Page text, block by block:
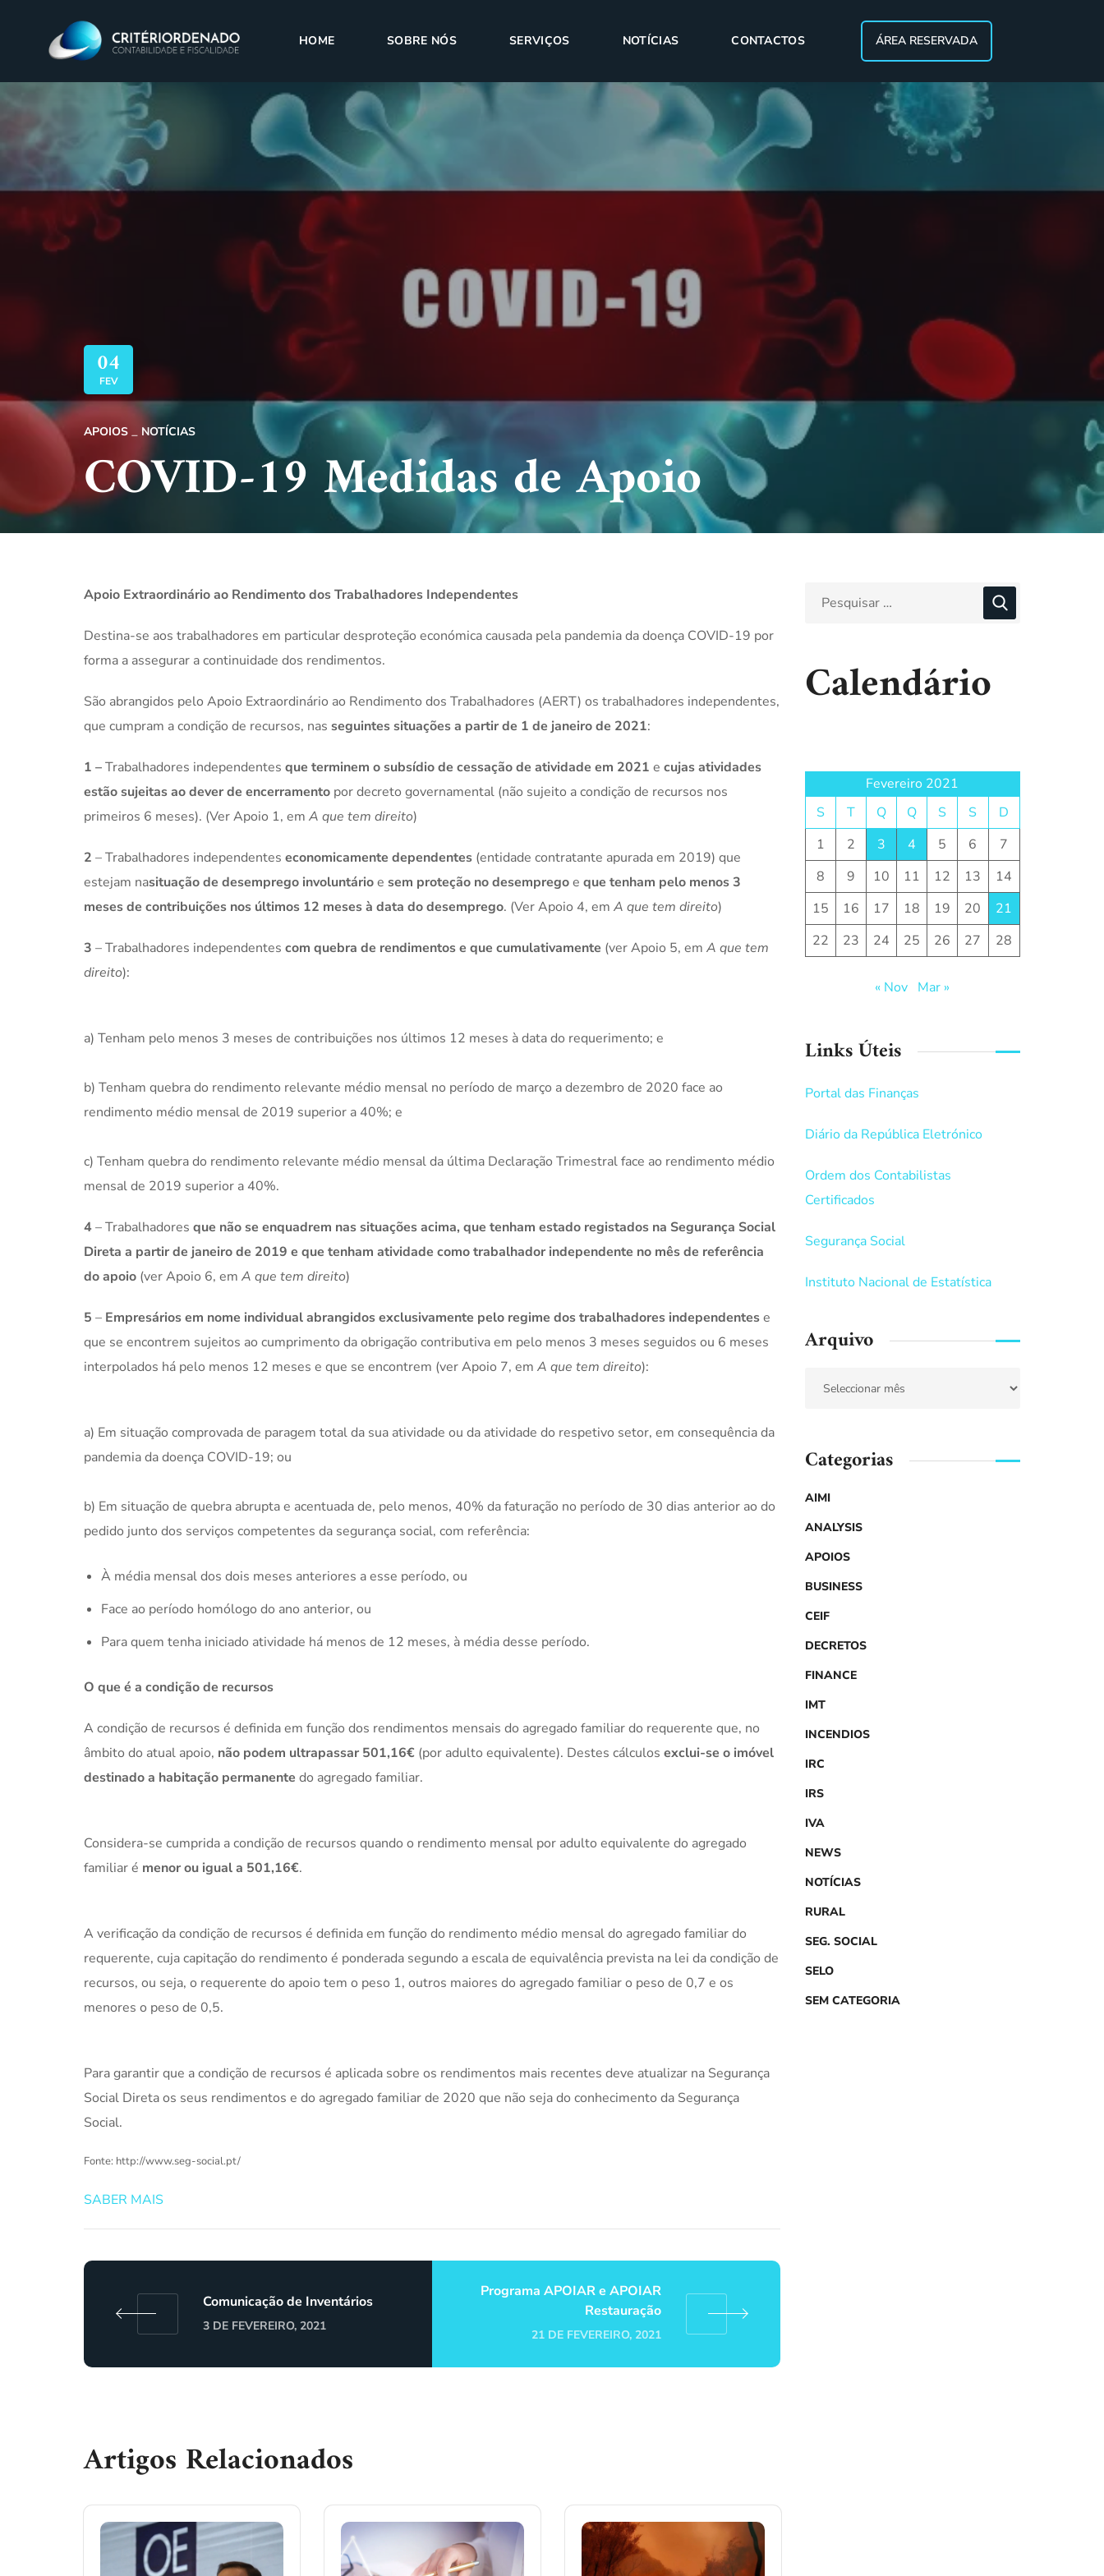
HOME SOBRE NÓS SERVIÇOS NOTÍCIAS CONTACTOS ÁREA RESERVADA
04
FEV
APOIOS NOTÍCIAS
COVID-19 Medidas de Apoio
Apoio Extraordinário ao Rendimento dos Trabalhadores Independentes
Destina-se aos trabalhadores em particular desproteção económica causada pela pandemia da doença COVID-19 por
forma a assegurar a continuidade dos rendimentos.
São abrangidos pelo Apoio Extraordinário ao Rendimento dos Trabalhadores (AERT) os trabalhadores independentes,
que cumpram a condição de recursos, nas seguintes situações a partir de 1 de janeiro de 2021:
1 –Trabalhadores independentes que terminem o subsídio de cessação de atividade em 2021 e cujas atividades
estão sujeitas ao dever de encerramento por decreto governamental (não sujeito a condição de recursos nos
primeiros 6 meses). (Ver Apoio 1, em A que tem direito)
2 – Trabalhadores independentes economicamente dependentes (entidade contratante apurada em 2019) que
estejam nasituação de desemprego involuntárioe sem proteção no desempregoe que tenham pelo menos 3
meses de contribuições nos últimos 12 meses à data do desemprego. (Ver Apoio 4, em A que tem direito)
3 – Trabalhadores independentes com quebra de rendimentos e que cumulativamente (ver Apoio 5, em A que tem
direito):
a) Tenham pelo menos 3 meses de contribuições nos últimos 12 meses à data do requerimento; e
b) Tenham quebra do rendimento relevante médio mensal no período de março a dezembro de 2020 face ao
rendimento médio mensal de 2019 superior a 40%; e
c) Tenham quebra do rendimento relevante médio mensal da última Declaração Trimestral face ao rendimento médio
mensal de 2019 superior a 40%.
4– Trabalhadores que não se enquadrem nas situações acima, que tenham estado registados na Segurança Social
Direta a partir de janeiro de 2019 e que tenham atividade como trabalhador independente no mês de referência
do apoio (ver Apoio 6, em A que tem direito)
5 – Empresários em nome individual abrangidos exclusivamente pelo regime dos trabalhadores independentese
que se encontrem sujeitos ao cumprimento da obrigação contributiva em pelo menos 3 meses seguidos ou 6 meses
interpolados há pelo menos 12 meses e que se encontrem (ver Apoio 7, em A que tem direito):
a) Em situação comprovada de paragem total da sua atividade ou da atividade do respetivo setor, em consequência da
pandemia da doença COVID-19; ou
b) Em situação de quebra abrupta e acentuada de, pelo menos, 40% da faturação no período de 30 dias anterior ao do
pedido junto dos serviços competentes da segurança social, com referência:
À média mensal dos dois meses anteriores a esse período, ou
Face ao período homólogo do ano anterior, ou
Para quem tenha iniciado atividade há menos de 12 meses, à média desse período.
O que é a condição de recursos
A condição de recursos é definida em função dos rendimentos mensais do agregado familiar do requerente que, no
âmbito do atual apoio, não podem ultrapassar 501,16€ (por adulto equivalente). Destes cálculos exclui-se o imóvel
destinado a habitação permanente do agregado familiar.
Considera-se cumprida a condição de recursos quando o rendimento mensal por adulto equivalente do agregado
familiar é menor ou igual a 501,16€.
A verificação da condição de recursos é definida em função do rendimento médio mensal do agregado familiar do
requerente, cuja capitação do rendimento é ponderada segundo a escala de equivalência prevista na lei da condição de
recursos, ou seja, o requerente do apoio tem o peso 1, outros maiores do agregado familiar o peso de 0,7 e os
menores o peso de 0,5.
Para garantir que a condição de recursos é aplicada sobre os rendimentos mais recentes deve atualizar na Segurança
Social Direta os seus rendimentos e do agregado familiar de 2020 que não seja do conhecimento da Segurança
Social.
Fonte: http://www.seg-social.pt/
SABER MAIS
Comunicação de Inventários
3 DE FEVEREIRO, 2021
Programa APOIAR e APOIAR
Restauração
21 DE FEVEREIRO, 2021
Artigos Relacionados
Calendário
Fevereiro 2021
S
T Q Q S S
D
1
2 3 4 5 6
7
8
9 10 11 12 13
14
15
16 17 18 19 20
21
22
23 24 25 26 27 28
« Nov Mar »
Links Úteis
Portal das Finanças
Diário da República Eletrónico
Ordem dos Contabilistas
Certificados
Segurança Social
Instituto Nacional de Estatística
Arquivo
Categorias
AIMI
ANALYSIS
APOIOS
BUSINESS
CEIF
DECRETOS
FINANCE
IMT
INCENDIOS
IRC
IRS
IVA
NEWS
NOTÍCIAS
RURAL
SEG. SOCIAL
SELO
SEM CATEGORIA